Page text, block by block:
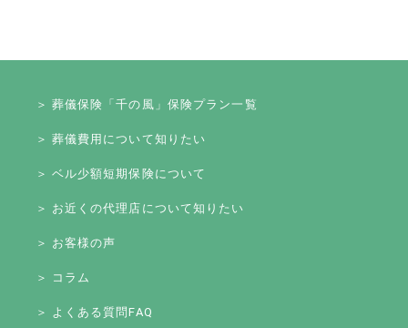
＞ 葬儀保険「千の風」保険プラン一覧
＞ 葬儀費用について知りたい
＞ ベル少額短期保険について
＞ お近くの代理店について知りたい
＞ お客様の声
＞ コラム
＞ よくある質問FAQ